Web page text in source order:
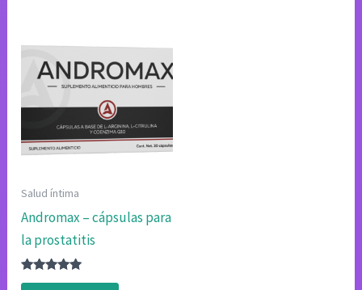
Salud íntima
Andromax – cápsulas para
la prostatitis
Valorado